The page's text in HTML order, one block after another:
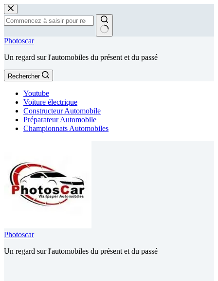
Passer
au
contenu
Aucun
Photoscar
Un regard sur l'automobiles du présent et du passé
Rechercher
Youtube
Voiture électrique
Constructeur Automobile
Préparateur Automobile
Championnats Automobiles
Photoscar
Un regard sur l'automobiles du présent et du passé